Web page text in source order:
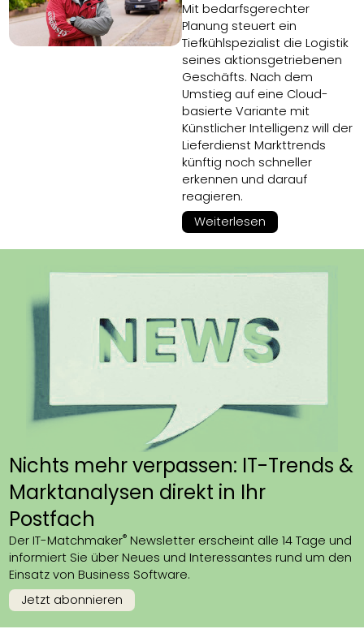
Mit bedarfsgerechter
Planung steuert ein
Tiefkühlspezialist die Logistik
seines aktionsgetriebenen
Geschäfts. Nach dem
Umstieg auf eine Cloud-
basierte Variante mit
Künstlicher Intelligenz will der
Lieferdienst Markttrends
künftig noch schneller
erkennen und darauf
reagieren.
Weiterlesen
Nichts mehr verpassen: IT-Trends &
Marktanalysen direkt in Ihr
Postfach
Der IT-Matchmaker® Newsletter erscheint alle 14 Tage und
informiert Sie über Neues und Interessantes rund um den
Einsatz von Business Software.
Jetzt abonnieren